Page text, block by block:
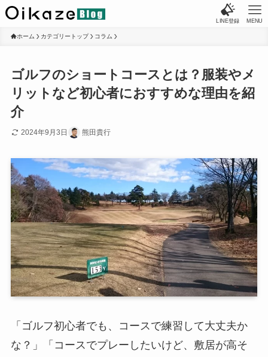
LINE登録 MENU
ホーム カテゴリートップ コラム
ゴルフのショートコースとは？服装やメ
リットなど初心者におすすめな理由を紹
介
2024年9月3日 熊田貴行
「ゴルフ初心者でも、コースで練習して大丈夫か
な？」「コースでプレーしたいけど、敷居が高そ